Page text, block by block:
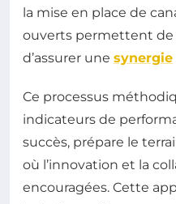
la mise en place de
ouverts permettent de
d’assurer une synergie
Ce processus
indicateurs de
succès, prépare le
où l’innovation et la
encouragées. Cette